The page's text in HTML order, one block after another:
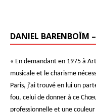
DANIEL BARENBOÏM
« En demandant en 1975 à
musicale et le charisme
Paris, j’ai trouvé en lui un
fou, celui de donner à ce
professionnelle et une